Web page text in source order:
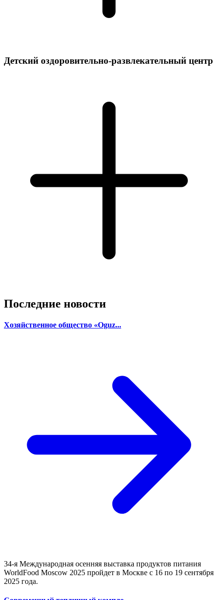
Детский оздоровительно-развлекательный центр
Последние новости
Хозяйственное общество «Oguz...
34-я Международная осенняя выставка продуктов питания
WorldFood Moscow 2025 пройдет в Москве с 16 по 19 сентября
2025 года.